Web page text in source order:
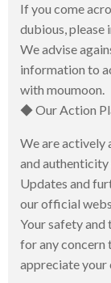
If you come
dubious, please
We advise
information to
with moumoon.
◆ Our Action
We are actively
and authenticity
Updates and
our official
Your safety and
for any concern
appreciate your